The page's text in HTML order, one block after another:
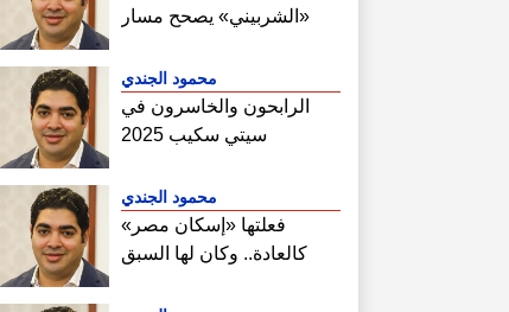
«الشربيني» يصحح مسار
محمود الجندي
الرابحون والخاسرون في
سيتي سكيب 2025
محمود الجندي
فعلتها «إسكان مصر»
كالعادة.. وكان لها السبق